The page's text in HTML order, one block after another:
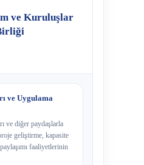
ve Kuruluşlar
ve Uygulama
ve diğer paydaşlarla
geliştirme, kapasite
faaliyetlerinin